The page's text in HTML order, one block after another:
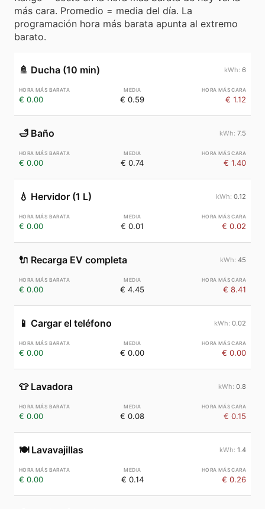
más cara. Promedio = media del día. La
programación hora más barata apunta al extremo
barato.
🚿 Ducha (10 min) 6
€ 0.00 € 0.59 € 1.12
🛁 Baño 7.5
€ 0.00 € 0.74 € 1.40
💧 Hervidor (1 L) 0.12
€ 0.00 € 0.01 € 0.02
🔌 Recarga EV completa 45
€ 0.00 € 4.45 € 8.41
📱 Cargar el teléfono 0.02
€ 0.00 € 0.00 € 0.00
👕 Lavadora 0.8
€ 0.00 € 0.08 € 0.15
🍽️ Lavavajillas 1.4
€ 0.00 € 0.14 € 0.26